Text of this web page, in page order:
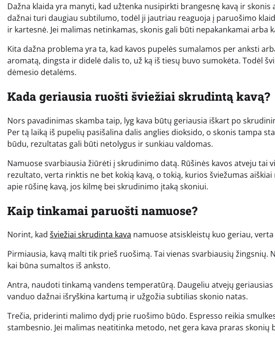
Dažna klaida yra manyti, kad užtenka nusipirkti brangesnę kavą ir
dažnai turi daugiau subtilumo, todėl ji jautriau reaguoja į paruošimo
ir kartesnė. Jei malimas netinkamas, skonis gali būti nepakankamai arba
Kita dažna problema yra ta, kad kavos pupelės sumalamos per anksti
aromatą, dingsta ir didelė dalis to, už ką iš tiesų buvo sumokėta. Todėl
dėmesio detalėms.
Kada geriausia ruošti šviežiai skrudintą kavą?
Nors pavadinimas skamba taip, lyg kava būtų geriausia iškart po
Per tą laiką iš pupelių pasišalina dalis anglies dioksido, o skonis tampa
būdu, rezultatas gali būti netolygus ir sunkiau valdomas.
Namuose svarbiausia žiūrėti į skrudinimo datą. Rūšinės kavos atveju tai
rezultato, verta rinktis ne bet kokią kavą, o tokią, kurios šviežumas
apie rūšinę kavą, jos kilmę bei skrudinimo įtaką skoniui.
Kaip tinkamai paruošti namuose?
Norint, kad šviežiai skrudinta kava namuose atsiskleistų kuo geriau,
Pirmiausia, kavą malti tik prieš ruošimą. Tai vienas svarbiausių
kai būna sumaltos iš anksto.
Antra, naudoti tinkamą vandens temperatūrą. Daugeliu atvejų
vanduo dažnai išryškina kartumą ir užgožia subtilias skonio natas.
Trečia, priderinti malimo dydį prie ruošimo būdo. Espresso reikia
stambesnio. Jei malimas neatitinka metodo, net gera kava praras skonių